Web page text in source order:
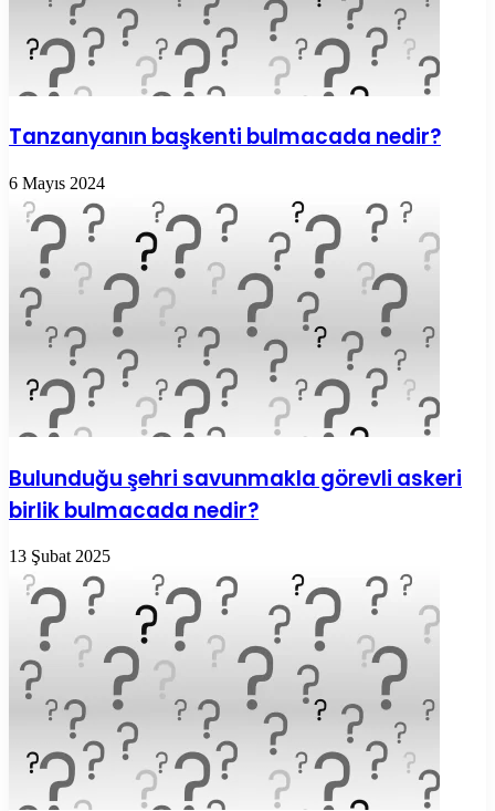
Tanzanyanın başkenti bulmacada nedir?
6 Mayıs 2024
Bulunduğu şehri savunmakla görevli askeri
birlik bulmacada nedir?
13 Şubat 2025